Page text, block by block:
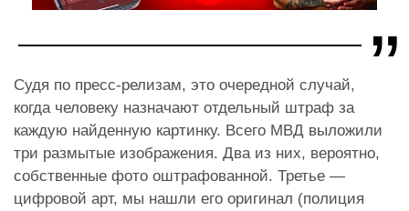
Судя по пресс-релизам, это очередной случай,
когда человеку назначают отдельный штраф за
каждую найденную картинку. Всего МВД выложили
три размытые изображения. Два из них, вероятно,
собственные фото оштрафованной. Третье —
цифровой арт, мы нашли его оригинал (полиция